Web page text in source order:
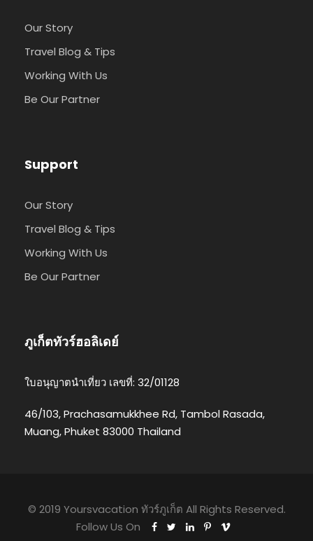
Our Story
Travel Blog & Tips
Working With Us
Be Our Partner
Support
Our Story
Travel Blog & Tips
Working With Us
Be Our Partner
ภูเก็ตทัวร์ฮอลิเดย์
ใบอนุญาตนำเที่ยว เลขที่: 32/01128
46/103, Prachasamukkhee Rd, Tambol Rasada,
Muang, Phuket 83000 Thailand
© 2019 Yoursvacation ทัวร์ภูเก็ต All Rights Reserved.
Follow Us On